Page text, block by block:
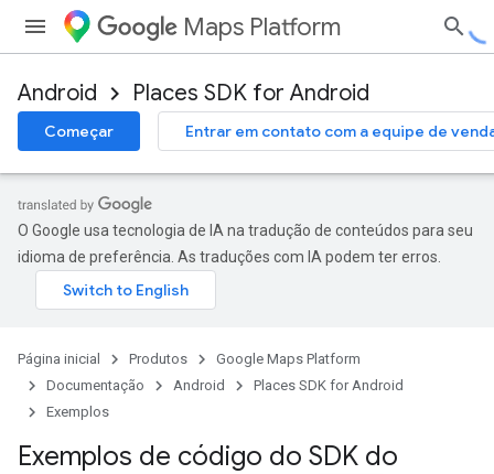
Maps Platform
Android Places SDK for Android
Começar Entrar em contato com a equipe de
O Google usa tecnologia de IA na tradução de conteúdos para seu
idioma de preferência. As traduções com IA podem ter erros.
Página inicial Produtos
Google Maps Platform
Documentação
Android
Places SDK for Android
Exemplos
Exemplos de código do SDK do